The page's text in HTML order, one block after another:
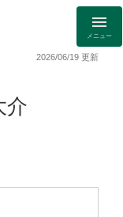
メニュー
2026/06/19 更新